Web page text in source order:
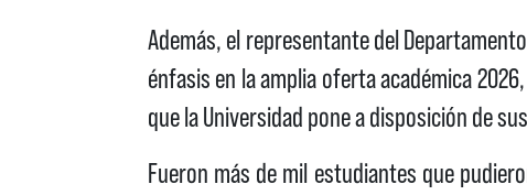
Además, el representante del
énfasis en la amplia oferta académica
que la Universidad pone a disposición de
Fueron más de mil estudiantes que